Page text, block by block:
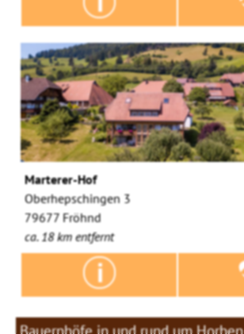
Marterer-Hof
Oberhepschingen 3
79677 Fröhnd
ca. 18 km entfernt